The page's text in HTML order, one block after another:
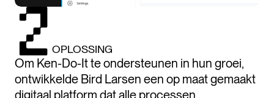
OPLOSSING
Om Ken-Do-It te ondersteunen in hun groei,
ontwikkelde Bird Larsen een op maat gemaakt